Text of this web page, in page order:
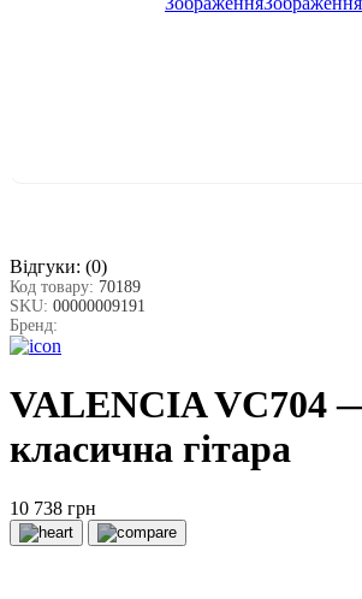
Відгуки: (0)
Код товару: 70189
SKU: 00000009191
Бренд:
VALENCIA VC704
класична гітара
10 738 грн